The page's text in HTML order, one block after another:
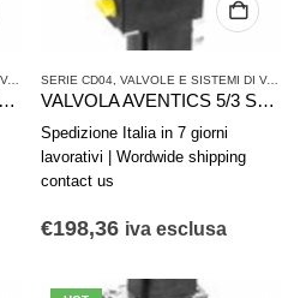
,VALVOLE SINGOLE
VALVOLA AVENTICS 5/3 Serie CD04 5777425280
SERIE CD04 VALVOLE E SISTEMI DI VALVOLE AVENTICS
VALVOLA AVENTICS 5/3 Serie CD04 5777420220
Spedizione Italia in 7 giorni
lavorativi | Wordwide shipping
contact us
€198,36 iva esclusa